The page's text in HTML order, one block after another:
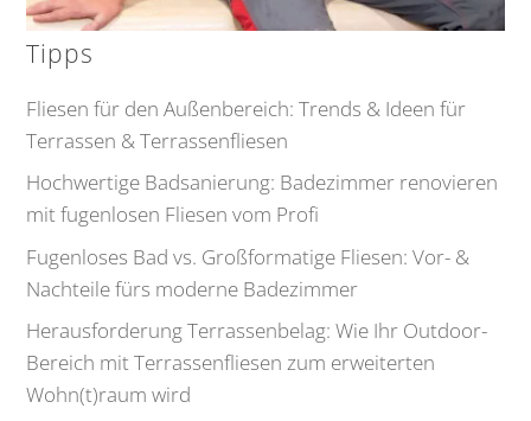
Tipps
Fliesen für den Außenbereich: Trends & Ideen für
Terrassen & Terrassenfliesen
Hochwertige Badsanierung: Badezimmer renovieren
mit fugenlosen Fliesen vom Profi
Fugenloses Bad vs. Großformatige Fliesen: Vor- &
Nachteile fürs moderne Badezimmer
Herausforderung Terrassenbelag: Wie Ihr Outdoor-
Bereich mit Terrassenfliesen zum erweiterten
Wohn(t)raum wird